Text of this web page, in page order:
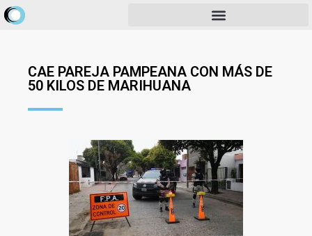
CAE PAREJA PAMPEANA CON MÁS DE
50 KILOS DE MARIHUANA